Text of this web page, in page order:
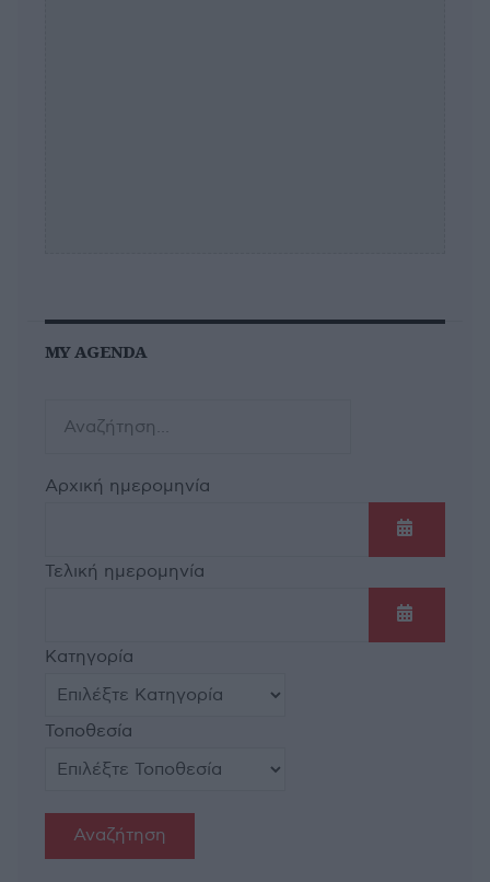
MY AGENDA
Αρχική ημερομηνία
Ανοίξτε
Τελική ημερομηνία
Ανοίξτε
Κατηγορία
Τοποθεσία